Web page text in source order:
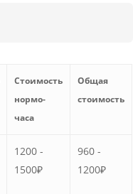
Стоимость
нормо-
часа
Общая
стоимость
1200 -
1500₽
960 -
1200₽